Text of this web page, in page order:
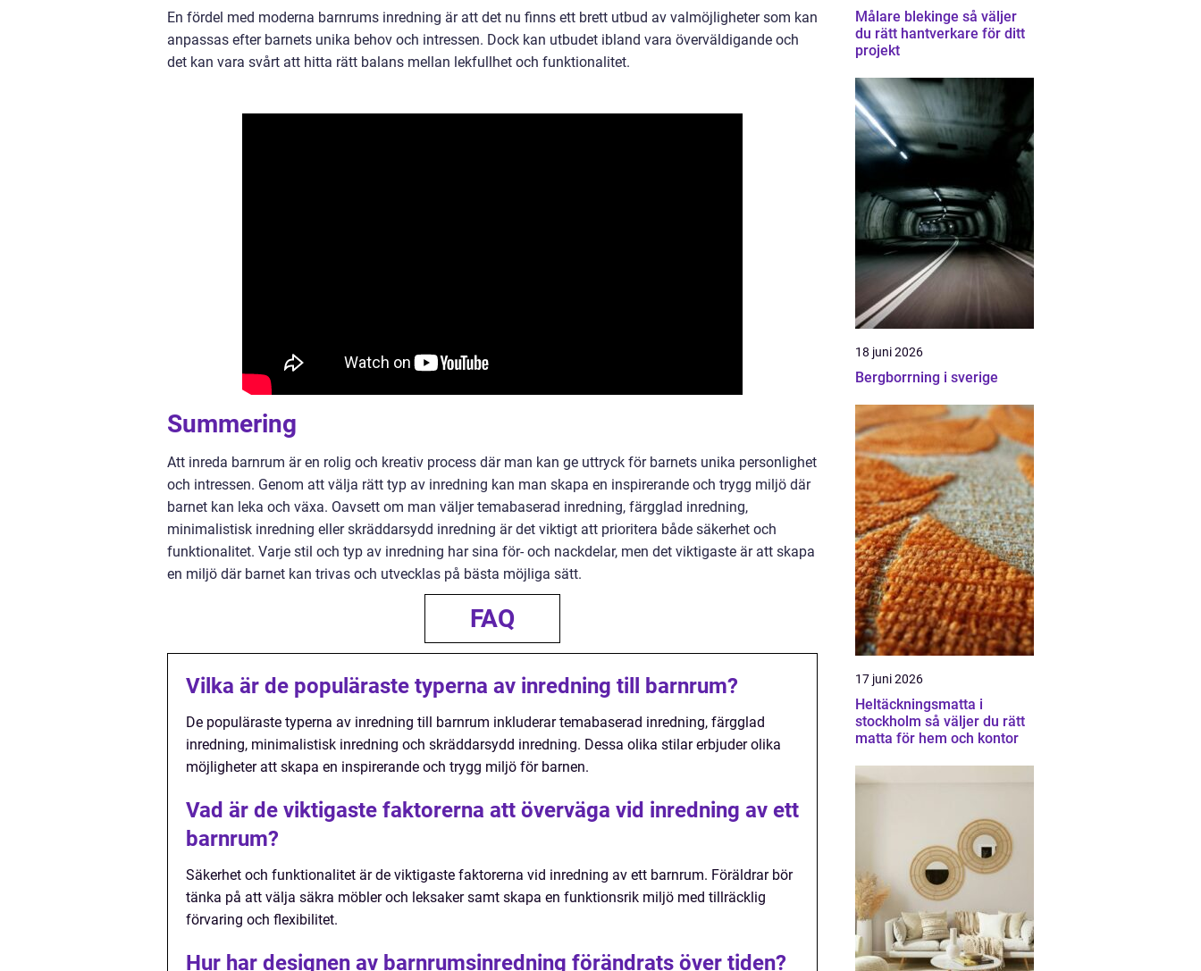
En fördel med moderna barnrums inredning är att det nu finns ett brett utbud av valmöjligheter som kan
anpassas efter barnets unika behov och intressen. Dock kan utbudet ibland vara överväldigande och
det kan vara svårt att hitta rätt balans mellan lekfullhet och funktionalitet.
Summering
Att inreda barnrum är en rolig och kreativ process där man kan ge uttryck för barnets unika personlighet
och intressen. Genom att välja rätt typ av inredning kan man skapa en inspirerande och trygg miljö där
barnet kan leka och växa. Oavsett om man väljer temabaserad inredning, färgglad inredning,
minimalistisk inredning eller skräddarsydd inredning är det viktigt att prioritera både säkerhet och
funktionalitet. Varje stil och typ av inredning har sina för- och nackdelar, men det viktigaste är att skapa
en miljö där barnet kan trivas och utvecklas på bästa möjliga sätt.
FAQ
Vilka är de populäraste typerna av inredning till barnrum?
De populäraste typerna av inredning till barnrum inkluderar temabaserad inredning, färgglad
inredning, minimalistisk inredning och skräddarsydd inredning. Dessa olika stilar erbjuder olika
möjligheter att skapa en inspirerande och trygg miljö för barnen.
Vad är de viktigaste faktorerna att överväga vid inredning av ett
barnrum?
Säkerhet och funktionalitet är de viktigaste faktorerna vid inredning av ett barnrum. Föräldrar bör
tänka på att välja säkra möbler och leksaker samt skapa en funktionsrik miljö med tillräcklig
förvaring och flexibilitet.
Hur har designen av barnrumsinredning förändrats över tiden?
Målare blekinge så väljer
du rätt hantverkare för ditt
projekt
18 juni 2026
Bergborrning i sverige
17 juni 2026
Heltäckningsmatta i
stockholm så väljer du rätt
matta för hem och kontor